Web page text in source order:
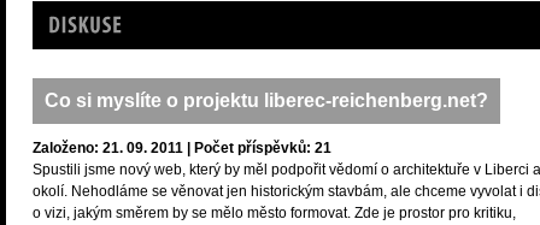
Diskuse
Co si myslíte o projektu liberec-reichenberg.net?
Založeno: 21. 09. 2011 | Počet příspěvků: 21
Spustili jsme nový web, který by měl podpořit vědomí o architektuře v Liberci
okolí. Nehodláme se věnovat jen historickým stavbám, ale chceme vyvolat i
o vizi, jakým směrem by se mělo město formovat. Zde je prostor pro kritiku,